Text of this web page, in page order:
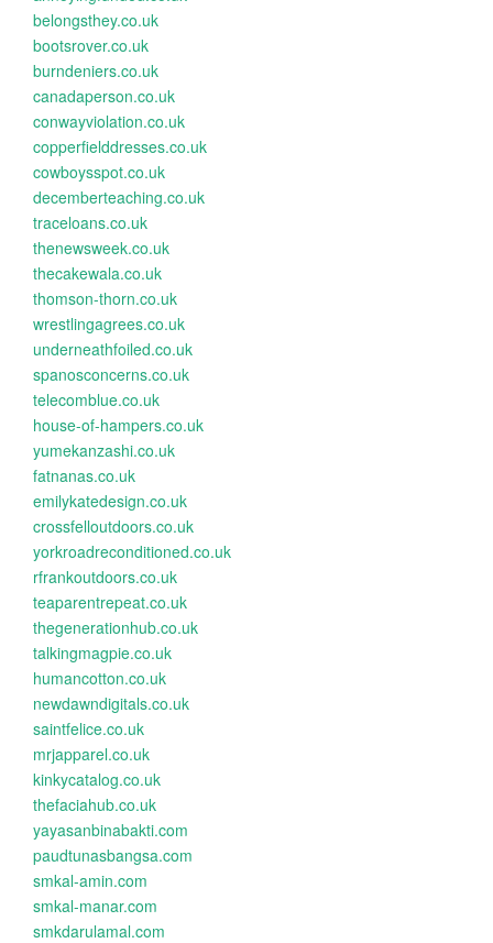
belongsthey.co.uk
bootsrover.co.uk
burndeniers.co.uk
canadaperson.co.uk
conwayviolation.co.uk
copperfielddresses.co.uk
cowboysspot.co.uk
decemberteaching.co.uk
traceloans.co.uk
thenewsweek.co.uk
thecakewala.co.uk
thomson-thorn.co.uk
wrestlingagrees.co.uk
underneathfoiled.co.uk
spanosconcerns.co.uk
telecomblue.co.uk
house-of-hampers.co.uk
yumekanzashi.co.uk
fatnanas.co.uk
emilykatedesign.co.uk
crossfelloutdoors.co.uk
yorkroadreconditioned.co.uk
rfrankoutdoors.co.uk
teaparentrepeat.co.uk
thegenerationhub.co.uk
talkingmagpie.co.uk
humancotton.co.uk
newdawndigitals.co.uk
saintfelice.co.uk
mrjapparel.co.uk
kinkycatalog.co.uk
thefaciahub.co.uk
yayasanbinabakti.com
paudtunasbangsa.com
smkal-amin.com
smkal-manar.com
smkdarulamal.com